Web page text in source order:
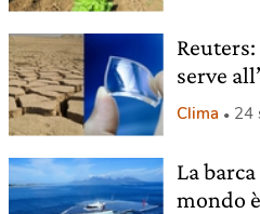
serve
Clima 24
La
mondo